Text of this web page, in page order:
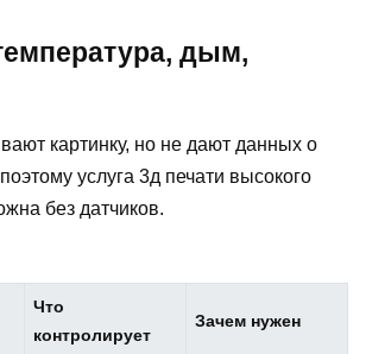
дым,
картинку, но не дают данных о
услуга 3д печати высокого
без датчиков.
Что
контролирует
Зачем нужен